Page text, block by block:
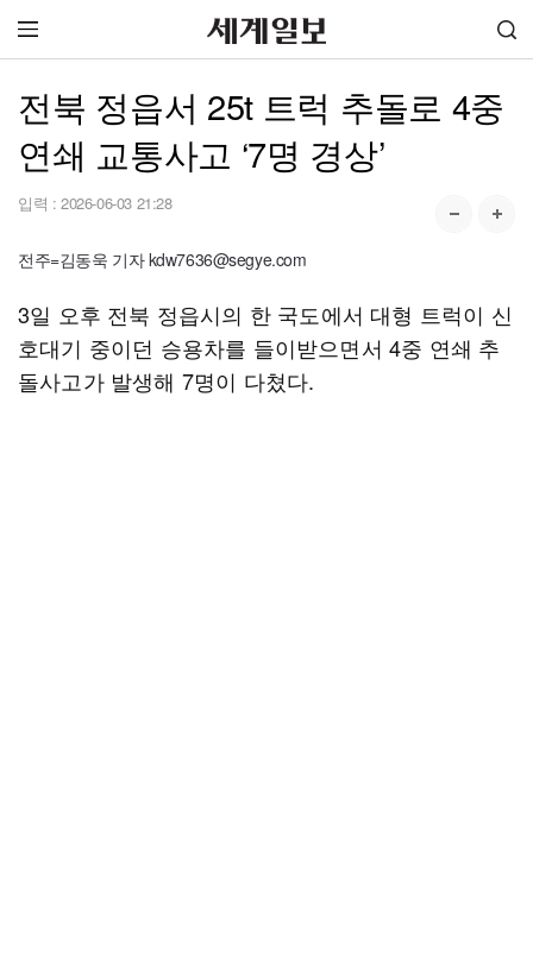
전북 정읍서 25t 트럭 추돌로 4중
연쇄 교통사고 ‘7명 경상’
입력 : 2026-06-03 21:28
전주=김동욱 기자 kdw7636@segye.com
3일 오후 전북 정읍시의 한 국도에서 대형 트럭이 신
호대기 중이던 승용차를 들이받으면서 4중 연쇄 추
돌사고가 발생해 7명이 다쳤다.